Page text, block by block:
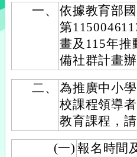
一、
依據教育部
第
畫及115年推
備社群計畫辦
二、
為推廣中小
校課程領導
教育課程，
(一) 報名時間